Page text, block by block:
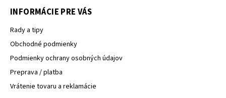
INFORMÁCIE PRE VÁS
Rady a tipy
Obchodné podmienky
Podmienky ochrany osobných údajov
Preprava / platba
Vrátenie tovaru a reklamácie